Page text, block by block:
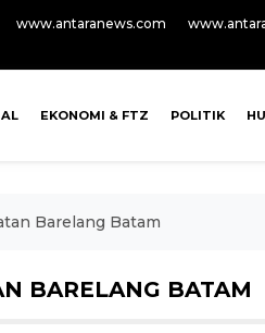
www.antaranews.com
EKONOMI & FTZ POLITIK
Barelang Batam
BARELANG BATAM